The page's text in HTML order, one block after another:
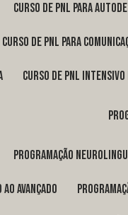
curso de pnl para
curso de pnl para
curso de pnl
programação
avançado